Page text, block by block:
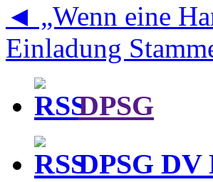
◄ „Wenn eine
Einladung
DPSG
DPSG DV